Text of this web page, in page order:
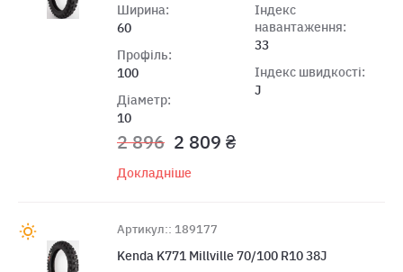
Ширина:
60
Профіль:
100
Діаметр:
10
Індекс
навантаження:
33
Індекс швидкості:
J
2 896 2 809 ₴
Докладніше
Артикул:: 189177
Kenda K771 Millville 70/100 R10 38J